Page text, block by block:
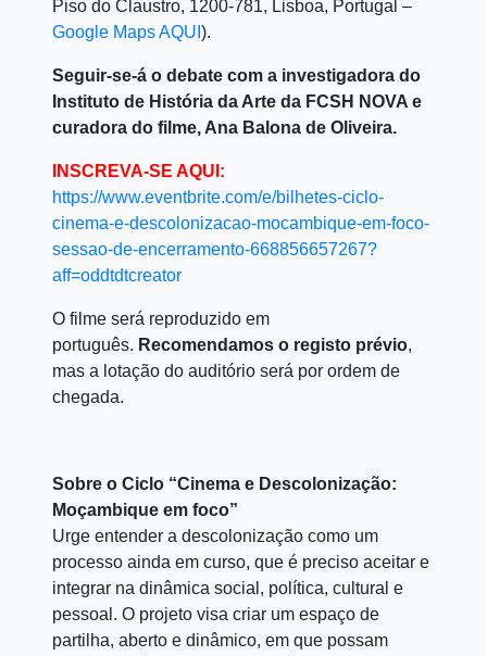
Piso do Claustro, 1200-781, Lisboa, Portugal –
Google Maps AQUI ).
Seguir-se-á o debate com a investigadora do
Instituto de História da Arte da FCSH NOVA e
curadora do filme, Ana Balona de Oliveira.
INSCREVA-SE AQUI:
https://www.eventbrite.com/e/bilhetes-ciclo-
cinema-e-descolonizacao-mocambique-em-foco-
sessao-de-encerramento-668856657267?
aff=oddtdtcreator
O filme será reproduzido em
português. Recomendamos o registo prévio,
mas a lotação do auditório será por ordem de
chegada.
Sobre o Ciclo “Cinema e Descolonização:
Moçambique em foco”
Urge entender a descolonização como um
processo ainda em curso, que é preciso aceitar e
integrar na dinâmica social, política, cultural e
pessoal. O projeto visa criar um espaço de
partilha, aberto e dinâmico, em que possam